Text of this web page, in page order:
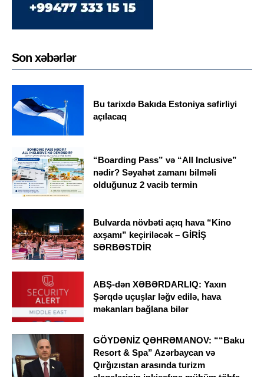
Son xəbərlər
Bu tarixdə Bakıda Estoniya səfirliyi
açılacaq
“Boarding Pass” və “All Inclusive”
nədir? Səyahət zamanı bilməli
olduğunuz 2 vacib termin
Bulvarda növbəti açıq hava “Kino
axşamı” keçiriləcək – GİRİŞ
SƏRBƏSTDİR
ABŞ-dən XƏBƏRDARLIQ: Yaxın
Şərqdə uçuşlar ləğv edilə, hava
məkanları bağlana bilər
GÖYDƏNİZ QƏHRƏMANOV: ““Baku
Resort & Spa” Azərbaycan və
Qırğızıstan arasında turizm